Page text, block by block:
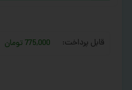
قابل پرداخت: 775,000 تومان